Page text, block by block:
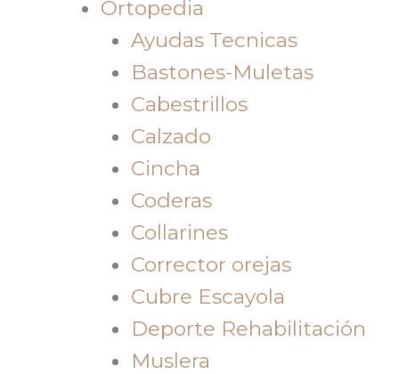
Ortopedia
Ayudas Tecnicas
Bastones-Muletas
Cabestrillos
Calzado
Cincha
Coderas
Collarines
Corrector orejas
Cubre Escayola
Deporte Rehabilitación
Muslera